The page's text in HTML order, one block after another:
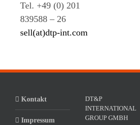
Tel. +49 (0) 201
839588 – 26
sell(at)dtp-int.com
Kontakt
Impressum
DT&P
INTERNATIONAL
GROUP GMBH